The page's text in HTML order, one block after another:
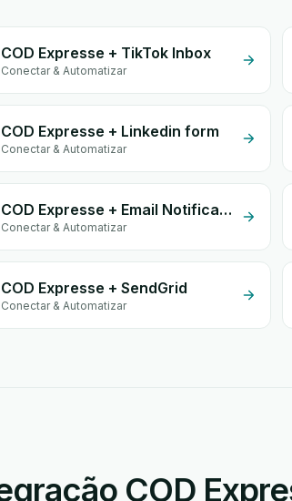
COD Expresse + TikTok Inbox
Conectar & Automatizar
COD Expresse + Linkedin form
Conectar & Automatizar
COD Expresse + Email Notifications by eGrow
Conectar & Automatizar
COD Expresse + SendGrid
Conectar & Automatizar
COD